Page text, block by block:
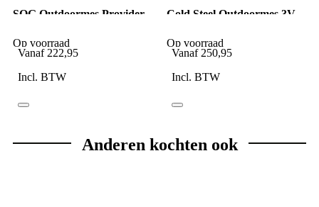
SOG Outdoormes Provider
Op voorraad
Vanaf 222,95
Incl. BTW
Cold Steel Outdoormes 3V
Op voorraad
Vanaf 250,95
Incl. BTW
Anderen kochten ook